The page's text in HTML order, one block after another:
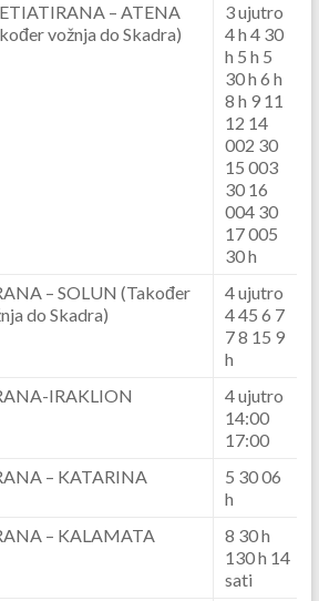
– ATENA
vožnja do Skadra)
3 ujutro
4 h 4 30
h 5 h 5
30 h 6 h
8 h 9 11
12 14
002 30
15 003
30 16
004 30
17 005
30 h
– SOLUN (Također
do Skadra)
4 ujutro
4 45 6 7
7 8 15 9
h
IRAKLION
4 ujutro
14:00
17:00
– KATARINA
5 30 06
h
– KALAMATA
8 30 h
130 h 14
sati